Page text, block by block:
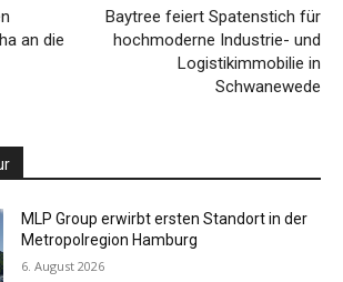
an die
Baytree feiert Spatenstich für
hochmoderne Industrie- und
Logistikimmobilie in
Schwanewede
MLP Group erwirbt ersten Standort in der
Metropolregion Hamburg
6. August 2026